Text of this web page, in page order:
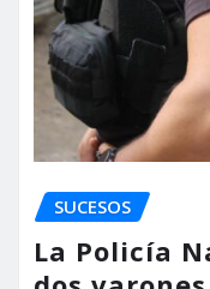
SUCESOS
La Policía